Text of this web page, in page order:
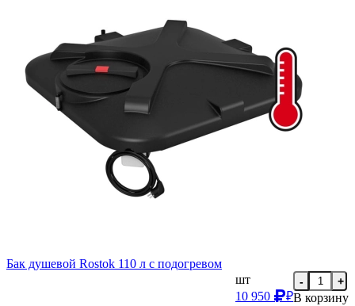
Бак душевой Rostok 110 л с подогревом
шт
10 950
₽
- +
В корзину